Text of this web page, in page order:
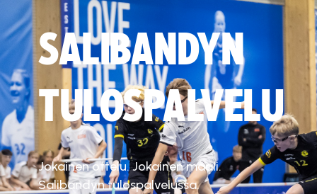
SALIBANDYN
TULOSPALVELU
Jokainen ottelu. Jokainen maali.
Salibandyn tulospalvelussa.